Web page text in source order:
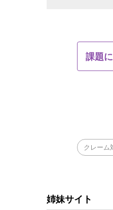
課題
クレーム
姉妹サイト